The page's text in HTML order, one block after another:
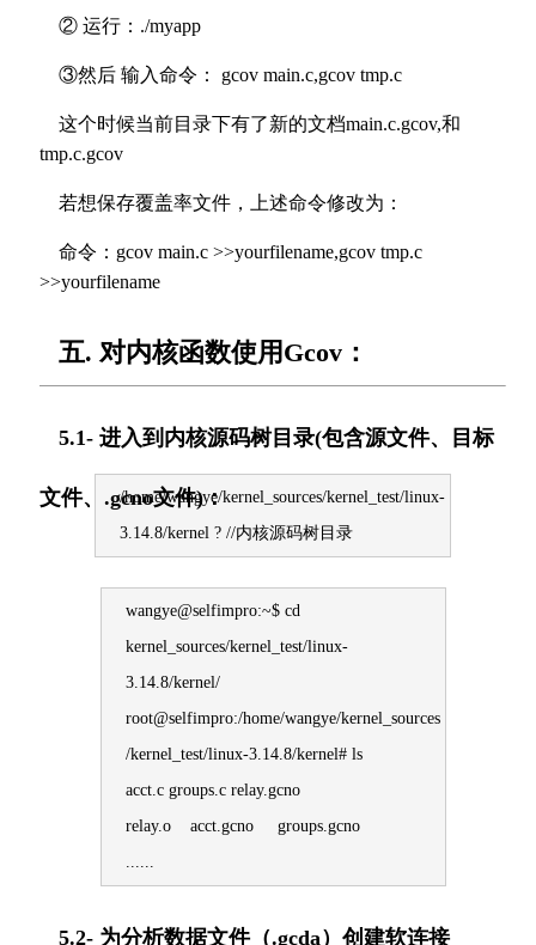
② 运行：./myapp
③然后 输入命令： gcov main.c,gcov tmp.c
这个时候当前目录下有了新的文档main.c.gcov,和
tmp.c.gcov
若想保存覆盖率文件，上述命令修改为：
命令：gcov main.c >>yourfilename,gcov tmp.c
>>yourfilename
五. 对内核函数使用Gcov：
5.1- 进入到内核源码树目录(包含源文件、目标
文件、.gcno文件)：
/home/wangye/kernel_sources/kernel_test/linux-
3.14.8/kernel ? //内核源码树目录
wangye@selfimpro:~$ cd
kernel_sources/kernel_test/linux-
3.14.8/kernel/
root@selfimpro:/home/wangye/kernel_sources
/kernel_test/linux-3.14.8/kernel# ls
acct.c groups.c relay.gcno
relay.o acct.gcno groups.gcno
......
5.2- 为分析数据文件（.gcda）创建软连接